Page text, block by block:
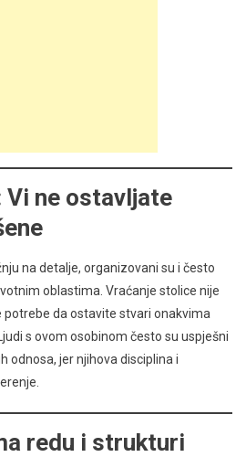
Vi ne ostavljate
na detalje, organizovani su i često
oblastima. Vraćanje stolice nije
potrebe da ostavite stvari onakvima
s ovom osobinom često su uspješni
odnosa, jer njihova disciplina i
redu i strukturi